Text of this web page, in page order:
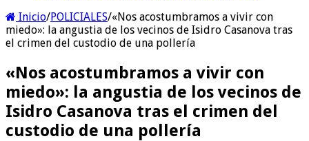
Inicio/POLICIALES/«Nos acostumbramos a vivir con
miedo»: la angustia de los vecinos de Isidro Casanova tras
el crimen del custodio de una pollería
«Nos acostumbramos a vivir con
miedo»: la angustia de los vecinos de
Isidro Casanova tras el crimen del
custodio de una pollería